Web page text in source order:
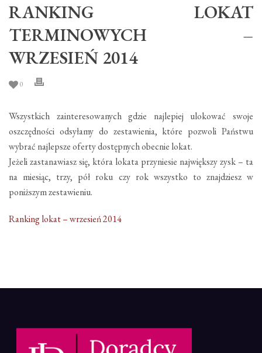
RANKING LOKAT
TERMINOWYCH –
WRZESIEŃ 2014
0
Wszystkich zainteresowanych gdzie najlepiej ulokować swoje
oszczędności odsyłamy do zestawienia, które pozwoli Państwu
wybrać najlepsze oferty dostępnych obecnie lokat.
Jeżeli zastanawiasz się, która lokata przyniesie największy zysk – ta
na miesiąc, trzy, pół roku czy rok wszystko to znajdziesz w
poniższym zestawieniu.
Ranking lokat – wrzesień 2014